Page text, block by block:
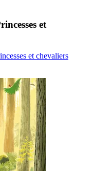
et
et chevaliers